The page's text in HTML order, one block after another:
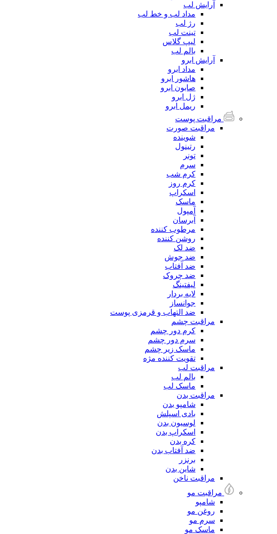
آرایش لب
مداد لب و خط لب
رژ لب
تینت لب
لیپ گلاس
بالم لب
آرایش ابرو
مداد ابرو
هاشور ابرو
صابون ابرو
ژل ابرو
ریمل ابرو
مراقبت پوست
مراقبت صورت
شوینده
رتینول
تونر
سرم
کرم شب
کرم روز
اسکراپ
ماسک
آمپول
آبرسان
مرطوب کننده
روشن کننده
ضد لک
ضد جوش
ضد آفتاب
ضد چروک
لیفتینگ
لایه بردار
جوانساز
ضد التهاب و قرمزی پوست
مراقبت چشم
کرم دور چشم
سرم دور چشم
ماسک زیر چشم
تقویت کننده مژه
مراقبت لب
بالم لب
ماسک لب
مراقبت بدن
شامپو بدن
بادی اسپلش
لوسیون بدن
اسکراپ بدن
کره بدن
ضد آفتاب بدن
برنزر
شاین بدن
مراقبت ناخن
مراقبت مو
شامپو
روغن مو
سرم مو
ماسک مو